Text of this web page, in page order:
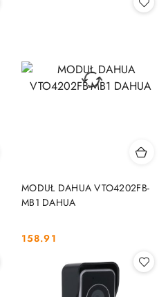
MODUŁ DAHUA VTO4202FB-
MB1 DAHUA
Cena:
158.91